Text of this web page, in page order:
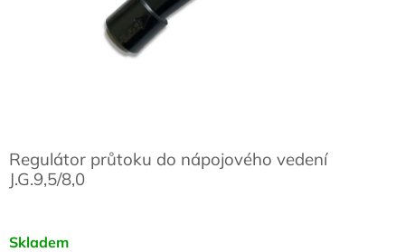
Skladem
Regulátor průtoku do nápojového vedení
J.G.9,5/8,0